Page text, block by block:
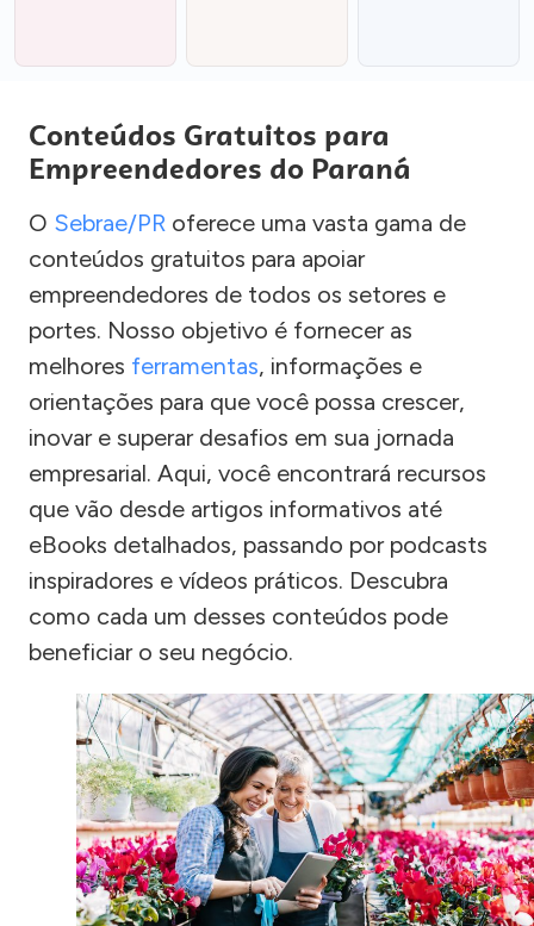
Conteúdos Gratuitos para
Empreendedores do Paraná
O Sebrae/PR oferece uma vasta gama de
conteúdos gratuitos para apoiar
empreendedores de todos os setores e
portes. Nosso objetivo é fornecer as
melhores ferramentas, informações e
orientações para que você possa crescer,
inovar e superar desafios em sua jornada
empresarial. Aqui, você encontrará recursos
que vão desde artigos informativos até
eBooks detalhados, passando por podcasts
inspiradores e vídeos práticos. Descubra
como cada um desses conteúdos pode
beneficiar o seu negócio.